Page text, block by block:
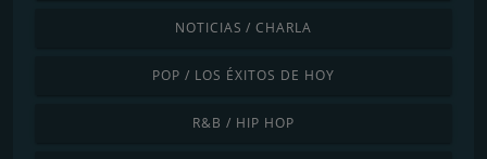
NOTICIAS / CHARLA
POP / LOS ÉXITOS DE HOY
R&B / HIP HOP